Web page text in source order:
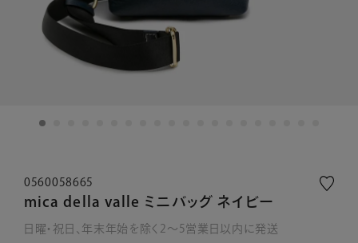
0560058665
mica della valle ミニバッグ ネイビー
日曜・祝日、年末年始を除く2～5営業日以内に発送